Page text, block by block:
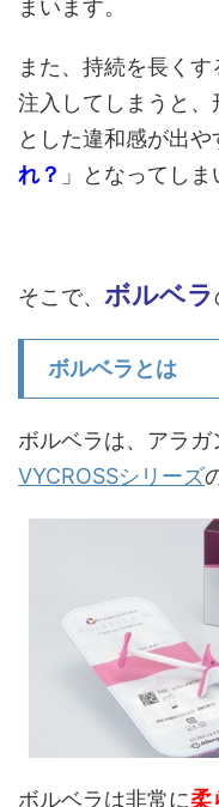
まいます。
また、持続を長く
注入してしまうと
とした違和感が出
れ？ 」となってしま
そこで、 ボルベラ
ボルベラとは
ボルベラは、アラ
VYCROSSシリーズ
ボルベラは非常に柔